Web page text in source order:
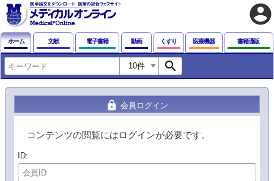
account_circle
ホーム 文献 電子書籍 動画 くすり 医療機器 書籍通販
search
lock 会員ログイン
コンテンツの閲覧にはログインが必要です。
ID